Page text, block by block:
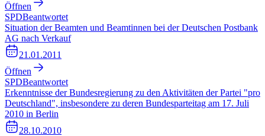
Öffnen
SPDBeantwortet
Situation der Beamten und Beamtinnen bei der Deutschen Postbank
AG nach Verkauf
21.01.2011
Öffnen
SPDBeantwortet
Erkenntnisse der Bundesregierung zu den Aktivitäten der Partei "pro
Deutschland", insbesondere zu deren Bundesparteitag am 17. Juli
2010 in Berlin
28.10.2010